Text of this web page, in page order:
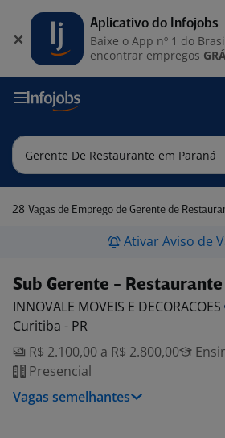
28 Vagas de Emprego de Gerente de
Ativar Aviso de
Sub Gerente -
INNOVALE MOVEIS E DECORACOES
Curitiba - PR
R$ 2.100,00 a R$ 2.800,00
Presencial
Vagas semelhantes
Aplicativo do Infojobs
Baixe o App nº 1 do
encontrar empregos